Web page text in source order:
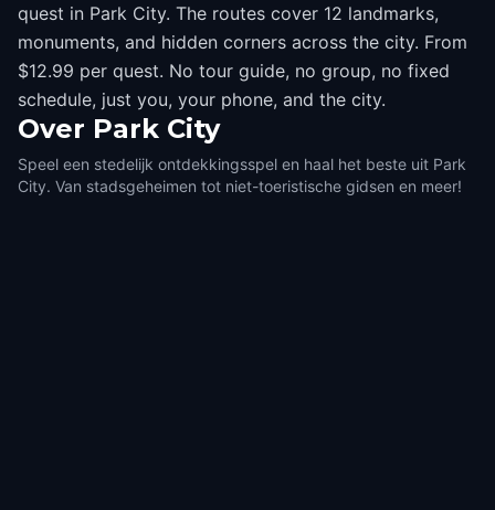
quest in Park City. The routes cover 12 landmarks,
monuments, and hidden corners across the city. From
$12.99 per quest. No tour guide, no group, no fixed
schedule, just you, your phone, and the city.
Over Park City
Speel een stedelijk ontdekkingsspel en haal het beste uit Park
City. Van stadsgeheimen tot niet-toeristische gidsen en meer!